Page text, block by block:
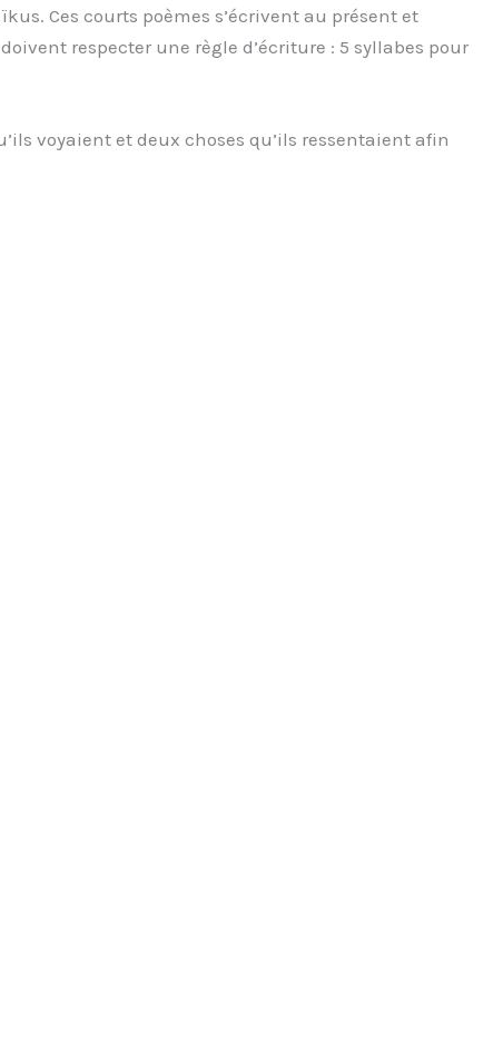
Ces courts poèmes s’écrivent au présent et
respecter une règle d’écriture : 5 syllabes pour
voyaient et deux choses qu’ils ressentaient afin